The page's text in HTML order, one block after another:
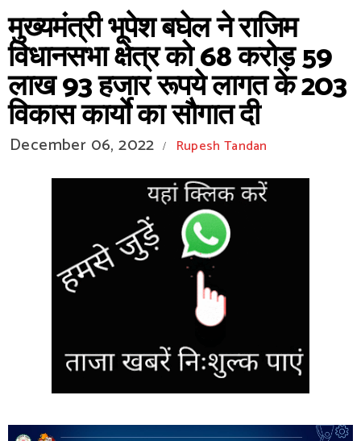
मुख्यमंत्री भूपेश बघेल ने राजिम
विधानसभा क्षेत्र को 68 करोड़ 59
लाख 93 हजार रूपये लागत के 203
विकास कार्याे का सौगात दी
December 06, 2022 / Rupesh Tandan